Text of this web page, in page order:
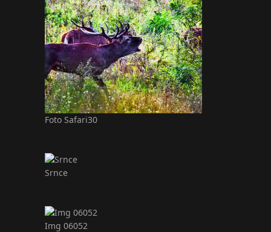
Foto Safari30
Srnce
Img 06052